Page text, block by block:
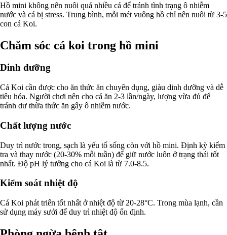
Hồ mini không nên nuôi quá nhiều cá để tránh tình trạng ô nhiễm
nước và cá bị stress. Trung bình, mỗi mét vuông hồ chỉ nên nuôi từ 3-5
con cá Koi.
Chăm sóc cá koi trong hồ mini
Dinh dưỡng
Cá Koi cần được cho ăn thức ăn chuyên dụng, giàu dinh dưỡng và dễ
tiêu hóa. Người chơi nên cho cá ăn 2-3 lần/ngày, lượng vừa đủ để
tránh dư thừa thức ăn gây ô nhiễm nước.
Chất lượng nước
Duy trì nước trong, sạch là yếu tố sống còn với hồ mini. Định kỳ kiểm
tra và thay nước (20-30% mỗi tuần) để giữ nước luôn ở trạng thái tốt
nhất. Độ pH lý tưởng cho cá Koi là từ 7.0-8.5.
Kiểm soát nhiệt độ
Cá Koi phát triển tốt nhất ở nhiệt độ từ 20-28°C. Trong mùa lạnh, cần
sử dụng máy sưởi để duy trì nhiệt độ ổn định.